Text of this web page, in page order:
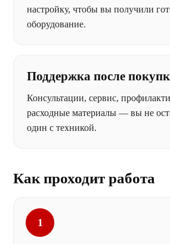
настройку, чтобы вы получили
оборудование.
Поддержка после
Консультации, сервис,
расходные материалы — вы не
один с техникой.
Как проходит работа
1